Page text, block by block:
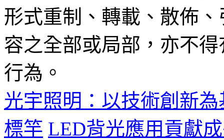
形式重制、轉載、散佈
容之全部或局部，亦不
行為。
光宇照明：以技術創新
標竿 LED背光應用貢獻